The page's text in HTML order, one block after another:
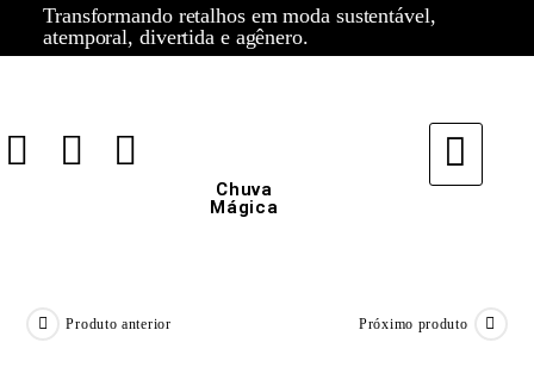
Transformando retalhos em moda sustentável,
atemporal, divertida e agênero.
Chuva
Mágica
Produto anterior Próximo produto